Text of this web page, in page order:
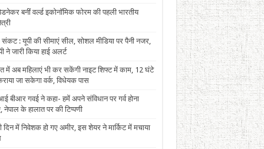
बनीं वर्ल्ड इकोनॉमिक फोरम की पहली भारतीय
संकट : यूपी की सीमाएं सील, सोशल मीडिया पर पैनी नजर,
ने जारी किया हाई अलर्ट
में अब महिलाएं भी कर सकेंगी नाइट शिफ्ट में काम, 12 घंटे
जा सकेगा वर्क, विधेयक पास
बीआर गवई ने कहा- हमें अपने संविधान पर गर्व होना
नेपाल के हालात पर की टिप्पणी
दिन में निवेशक हो गए अमीर, इस शेयर ने मार्किट में मचाया